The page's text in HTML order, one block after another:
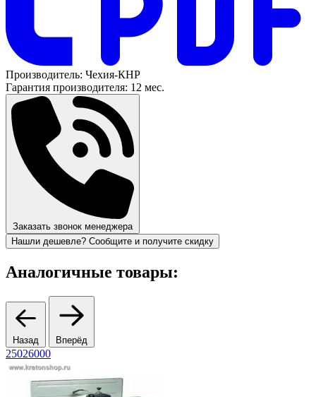
Производитель: Чехия-КНР
Гарантия производителя: 12 мес.
Заказать звонок менеджера
Нашли дешевле? Сообщите и получите скидку
Аналогичные товары:
Назад Вперёд
25026000